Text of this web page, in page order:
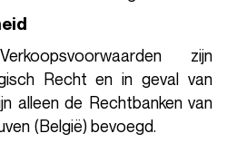
zijn
Recht en in geval van
alleen de Rechtbanken van
(België) bevoegd.